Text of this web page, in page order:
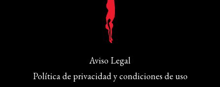
Aviso Legal
Política de privacidad y condiciones de uso